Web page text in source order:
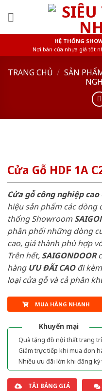
HỆ THỐNG
Nơi bán cửa nhựa giá tốt
TRANG CHỦ / SẢN
Cửa Gỗ HDF 1A
Cửa gỗ công nghiệp cao
hiệu sản phẩm các
thống Showroom
phân phối những dòng
cao, giá thành phù hợp
Trên hết, SAIGONDOOR
hàng ƯU ĐÃI CAOđi
loại cửa gỗ và cả phân
MUA HÀNG NHANH
Khuyến mại
Quà tặng đồ nội thất trang
Giảm trực tiếp khi mua đơn
Nhiều ưu đãi lớn khi đăng
TẢI BẢNG GIÁ